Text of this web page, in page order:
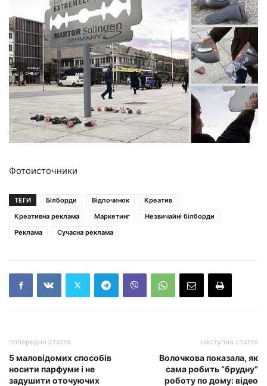
Фотоисточники
ТЕГИ Білборди Відпочинок
Креатив
Креативна реклама
Маркетинг
Незвичайні білборди
Реклама
Сучасна реклама
попередня стаття
5 маловідомих способів
носити парфуми і не
задушити оточуючих
наступна стаття
Волочкова показала, як
сама робить “брудну”
роботу по дому: відео